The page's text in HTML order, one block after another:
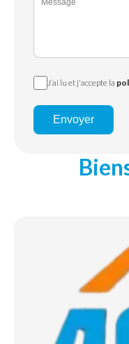
J’ai lu et j'accepte la
Envoyer